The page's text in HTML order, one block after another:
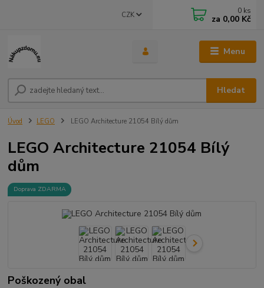
Menu
CZK
Hledat
0 ks
za 0,00 Kč
Úvod LEGO LEGO Architecture 21054 Bílý dům
LEGO Architecture 21054 Bílý
dům
Doprava ZDARMA
Poškozený obal